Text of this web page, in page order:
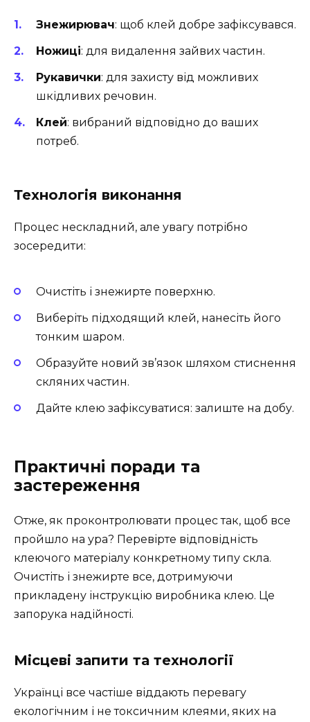
Знежирювач: щоб клей добре зафіксувався.
Ножиці: для видалення зайвих частин.
Рукавички: для захисту від можливих
шкідливих речовин.
Клей: вибраний відповідно до ваших
потреб.
Технологія виконання
Процес нескладний, але увагу потрібно
зосередити:
Очистіть і знежирте поверхню.
Виберіть підходящий клей, нанесіть його
тонким шаром.
Образуйте новий зв’язок шляхом стиснення
скляних частин.
Дайте клею зафіксуватися: залиште на добу.
Практичні поради та
застереження
Отже, як проконтролювати процес так, щоб все
пройшло на ура? Перевірте відповідність
клеючого матеріалу конкретному типу скла.
Очистіть і знежирте все, дотримуючи
прикладену інструкцію виробника клею. Це
запорука надійності.
Місцеві запити та технології
Українці все частіше віддають перевагу
екологічним і не токсичним клеями, яких на